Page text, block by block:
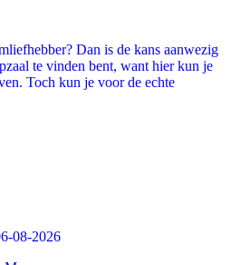
Dan is de kans aanwezig
te vinden bent, want hier kun je
Toch kun je voor de echte
08-2026